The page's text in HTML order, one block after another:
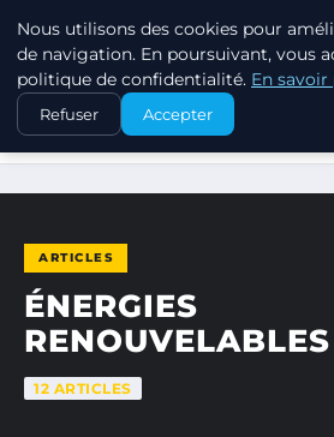
EXXON CLIMATE
ACCUEIL ÉNERGIES RENOUVELABLES
ARTICLES
ÉNERGIES
RENOUVELABLES
12 ARTICLES
Nous utilisons des cookies pour
de navigation. En poursuivant, vous
politique de confidentialité. En savoir
Refuser Accepter